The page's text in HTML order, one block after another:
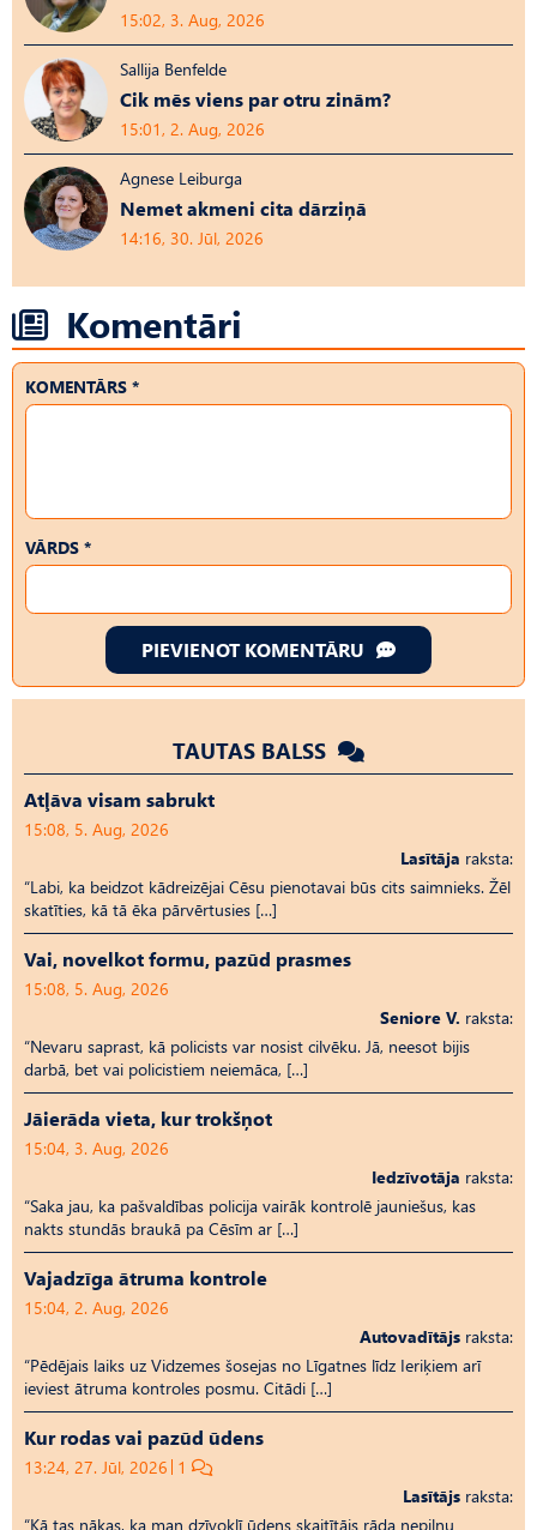
15:02, 3. Aug, 2026
Sallija Benfelde
Cik mēs viens par otru zinām?
15:01, 2. Aug, 2026
Agnese Leiburga
Nemet akmeni cita dārziņā
14:16, 30. Jūl, 2026
Komentāri
KOMENTĀRS *
VĀRDS *
PIEVIENOT KOMENTĀRU
TAUTAS BALSS
Atļāva visam sabrukt
15:08, 5. Aug, 2026
Lasītāja raksta:
“Labi, ka beidzot kādreizējai Cēsu pienotavai būs cits saimnieks. Žēl
skatīties, kā tā ēka pārvērtusies […]
Vai, novelkot formu, pazūd prasmes
15:08, 5. Aug, 2026
Seniore V. raksta:
“Nevaru saprast, kā policists var nosist cilvēku. Jā, neesot bijis
darbā, bet vai policistiem neiemāca, […]
Jāierāda vieta, kur trokšņot
15:04, 3. Aug, 2026
Iedzīvotāja raksta:
“Saka jau, ka pašvaldības policija vairāk kontrolē jauniešus, kas
nakts stundās braukā pa Cēsīm ar […]
Vajadzīga ātruma kontrole
15:04, 2. Aug, 2026
Autovadītājs raksta:
“Pēdējais laiks uz Vid­ze­mes šosejas no Līgatnes līdz Ieriķiem arī
ieviest ātruma kontroles posmu. Citādi […]
Kur rodas vai pazūd ūdens
13:24, 27. Jūl, 2026 1
Lasītājs raksta:
“Kā tas nākas, ka man dzīvoklī ūdens skaitītājs rāda nepilnu